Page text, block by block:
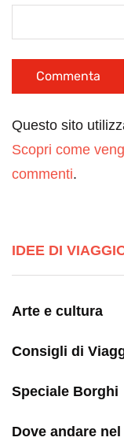
Questo sito
Scopri come
commenti.
IDEE DI
Arte e cultura
Consigli di
Speciale Borghi
Dove andare nel